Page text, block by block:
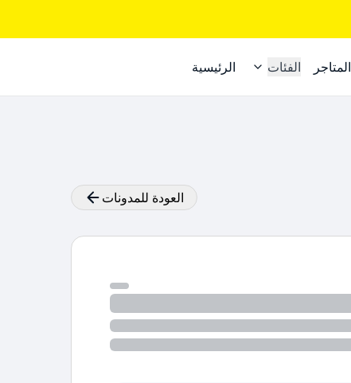
الرئيسية الفئات المتاجر
العودة للمدونات